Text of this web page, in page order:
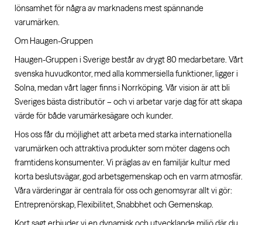
lönsamhet för några av marknadens mest spännande
varumärken.
Om Haugen-Gruppen
Haugen-Gruppen i Sverige består av drygt 80 medarbetare. Vårt
svenska huvudkontor, med alla kommersiella funktioner, ligger i
Solna, medan vårt lager finns i Norrköping. Vår vision är att bli
Sveriges bästa distributör – och vi arbetar varje dag för att skapa
värde för både varumärkesägare och kunder.
Hos oss får du möjlighet att arbeta med starka internationella
varumärken och attraktiva produkter som möter dagens och
framtidens konsumenter. Vi präglas av en familjär kultur med
korta beslutsvägar, god arbetsgemenskap och en varm atmosfär.
Våra värderingar är centrala för oss och genomsyrar allt vi gör:
Entreprenörskap, Flexibilitet, Snabbhet och Gemenskap.